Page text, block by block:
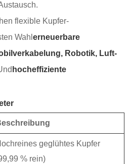
flexible Kupfer-
Wahl erneuerbare
Robotik, Luft-
hocheffiziente
geglühtes Kupfer
% rein)